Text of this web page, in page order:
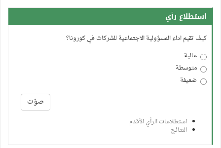
استطلاع رأي
كيف تقيم اداء المسؤولية الاجتماعية للشركات في كورونا؟
عالية
متوسطة
ضعيفة
صوّت
استطلاعات الرأي الأقدم
النتائج